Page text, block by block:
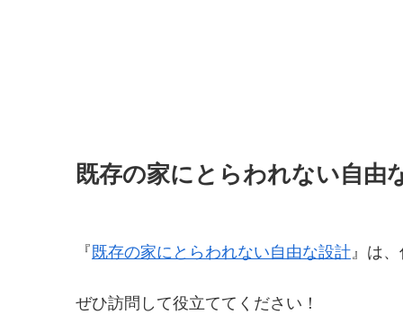
既存の家にとらわれない自由
『 既存の家にとらわれない自由な設計 』は
ぜひ訪問して役立ててください！